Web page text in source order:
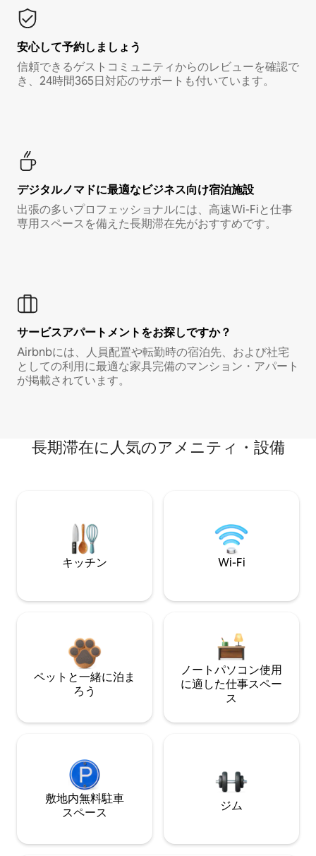
安心して予約しましょう
信頼できるゲストコミュニティからのレビューを確認で
き、24時間365日対応のサポートも付いています。
デジタルノマド⁠に最⁠適⁠なビ⁠ジ⁠ネ⁠ス⁠向⁠け宿⁠泊⁠施⁠設
出張の多いプロフェッショナルには、高速Wi-Fiと仕事
専用スペースを備えた長期滞在先がおすすめです。
サービスアパートメントをお探しですか？
Airbnbには、人員配置や転勤時の宿泊先、および社宅
としての利用に最適な家具完備のマンション・アパート
が掲載されています。
長期滞在に人気のアメニティ・設備
キッチン Wi-Fi
ペットと一緒に泊ま
ろう
ノートパソコン使用
に適した仕事スペー
ス
敷地内無料駐⁠車
ス⁠ペ⁠ー⁠ス
ジム